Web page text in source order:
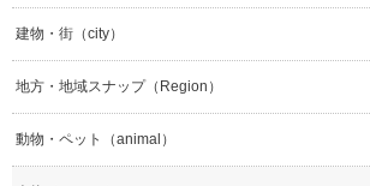
建物・街（city）
地方・地域スナップ（Region）
動物・ペット（animal）